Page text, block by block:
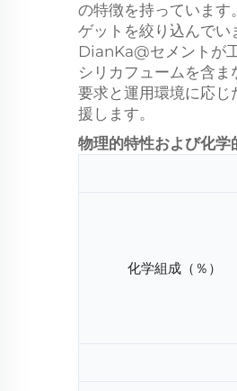
の特徴を持っていま
ゲットを絞り込んで
DianKa@セメントが
シリカフュームを含
要求と運用環境に応
援します。
物理的特性および化学
化学組成（％）